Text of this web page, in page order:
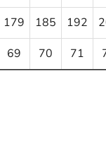
179 185 192
69 70 71